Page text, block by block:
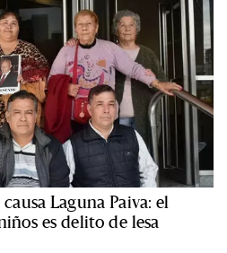
Laguna Paiva: el
es delito de lesa